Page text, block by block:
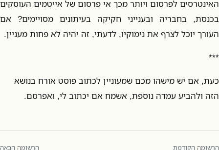
האינטרסים לפרסום ויותר מכך אי פרסום של אייטמים העוסקים
בכנסת, בחבריה ובענייני חקיקה בעיתונים מסויימים? אם
העורך יוכל לצרף את נימוקיו, לדעתי, זה יהיה לא פחות מעניין.
***
כעת, אם יש מישהו מכם שמעוניין לכתוב פוסט אורח בנושא
הזה ולהביע עמדה נוספת, אשמח אם יכתוב לי, ואפרסם.
הרשומה הקודמת הרשומה הבאה